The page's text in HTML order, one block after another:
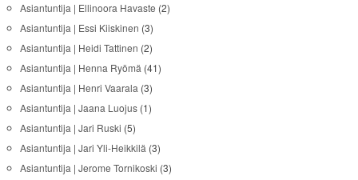
Asiantuntija | Ellinoora Havaste (2)
Asiantuntija | Essi Kiiskinen (3)
Asiantuntija | Heidi Tattinen (2)
Asiantuntija | Henna Ryömä (41)
Asiantuntija | Henri Vaarala (3)
Asiantuntija | Jaana Luojus(1)
Asiantuntija | Jari Ruski (5)
Asiantuntija | Jari Yli-Heikkilä (3)
Asiantuntija | Jerome Tornikoski (3)